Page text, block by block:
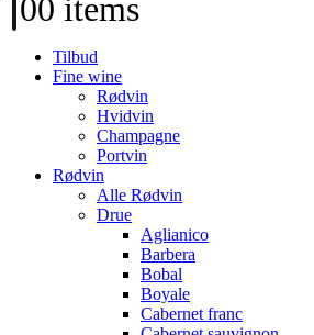
00 items
Tilbud
Fine wine
Rødvin
Hvidvin
Champagne
Portvin
Rødvin
Alle Rødvin
Drue
Aglianico
Barbera
Bobal
Boyale
Cabernet franc